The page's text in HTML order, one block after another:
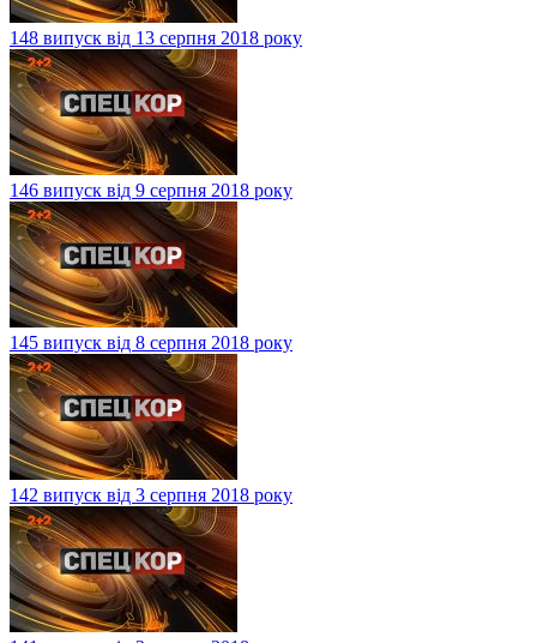
148 випуск від 13 серпня 2018 року
146 випуск від 9 серпня 2018 року
145 випуск від 8 серпня 2018 року
142 випуск від 3 серпня 2018 року